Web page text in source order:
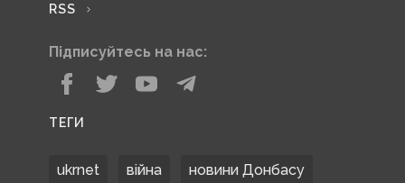
RSS
Підписуйтесь на нас:
ТЕГИ
ukrnet війна новини Донбасу